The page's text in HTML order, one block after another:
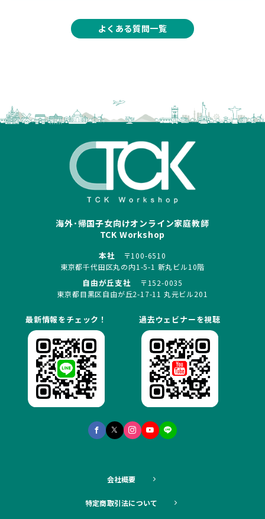
よくある質問一覧
海外･帰国子女向けオンライン家庭教師
TCK Workshop
本社
〒100-6510
東京都千代田区丸の内1-5-1 新丸ビル10階
自由が丘支社
〒152-0035
東京都目黒区自由が丘2-17-11 丸元ビル201
最新情報をチェック！ 過去ウェビナーを視聴
会社概要
特定商取引法について